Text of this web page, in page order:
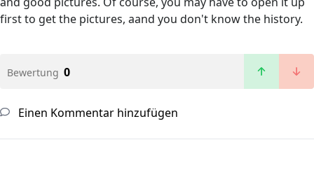
first to get the pictures, aand you don't know the history.
Bewertung 0
Einen Kommentar hinzufügen